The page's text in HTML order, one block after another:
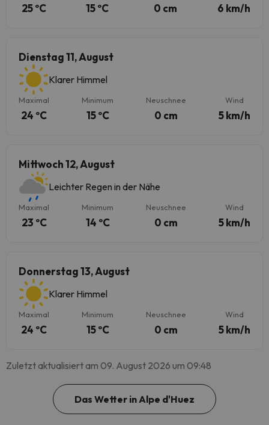
25 ºC 15 ºC 0 cm 6 km/h
Dienstag 11, August
Klarer Himmel
Maximal
24 ºC
Minimum
15 ºC
Neuschnee
0 cm
Wind
5 km/h
Mittwoch 12, August
Leichter Regen in der Nähe
Maximal
23 ºC
Minimum
14 ºC
Neuschnee
0 cm
Wind
5 km/h
Donnerstag 13, August
Klarer Himmel
Maximal
24 ºC
Minimum
15 ºC
Neuschnee
0 cm
Wind
5 km/h
Zuletzt aktualisiert am 09. August 2026 um 09:48
Das Wetter in Alpe d'Huez